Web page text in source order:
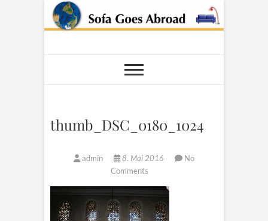
Skip
Sofa Goes
Abroad
thumb_DSC_0180_1024
admin 8. Mai 2016
No
Comments